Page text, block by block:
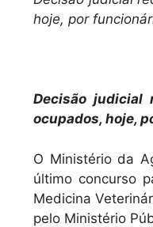
at
p
p
c
o
o
hoje, por
Decisão judicial
ocupados, hoje,
O Ministério da
último concurso
Medicina
pelo Ministério